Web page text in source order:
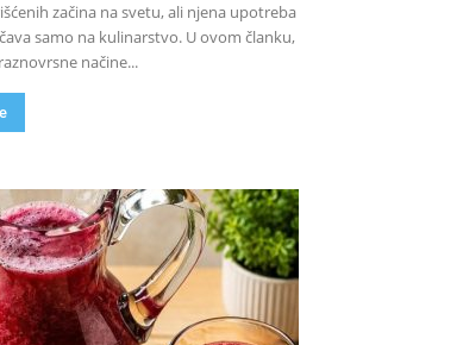
začina na svetu, ali njena upotreba
samo na kulinarstvo. U ovom članku,
načine...